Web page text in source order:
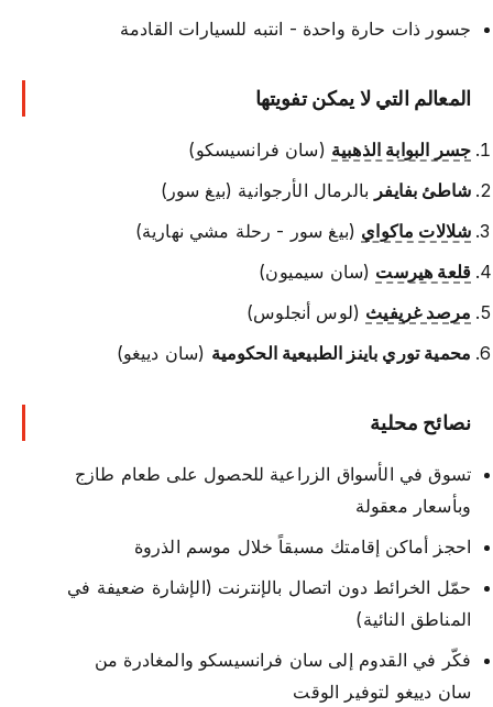
جسور ذات حارة واحدة - انتبه للسيارات القادمة
المعالم التي لا يمكن تفويتها
جسر البوابة الذهبية (سان فرانسيسكو)
شاطئ بفايفر بالرمال الأرجوانية (بيغ سور)
شلالات ماكواي (بيغ سور - رحلة مشي نهارية)
قلعة هيرست (سان سيميون)
مرصد غريفيث (لوس أنجلوس)
محمية توري باينز الطبيعية الحكومية (سان دييغو)
نصائح محلية
تسوق في الأسواق الزراعية للحصول على طعام طازج
وبأسعار معقولة
احجز أماكن إقامتك مسبقاً خلال موسم الذروة
حمّل الخرائط دون اتصال بالإنترنت (الإشارة ضعيفة في
المناطق النائية)
فكّر في القدوم إلى سان فرانسيسكو والمغادرة من
سان دييغو لتوفير الوقت